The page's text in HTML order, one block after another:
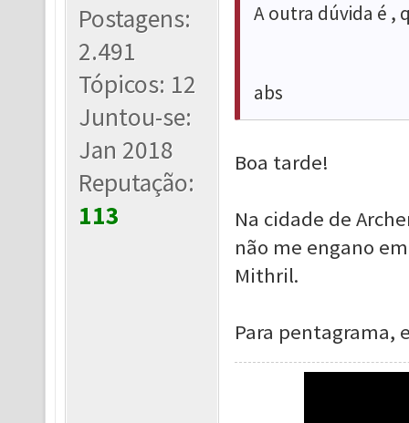
Postagens:
2.491
Tópicos: 12
Juntou-se:
Jan 2018
Reputação:
113
A outra dúvida é ,
abs
Boa tarde!
Na cidade de
não me engano
Mithril.
Para pentagrama,